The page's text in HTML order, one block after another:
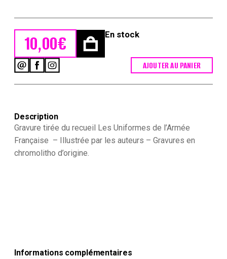
10,00€ En stock
Uniformes
de
Française
1852
AJOUTER AU PANIER
Description
Gravure tirée du recueil Les Uniformes de l’Armée
Française – Illustrée par les auteurs – Gravures en
chromolitho d’origine.
Informations complémentaires